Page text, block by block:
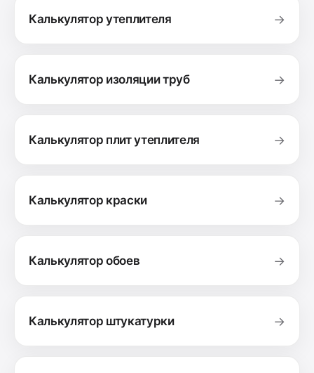
Калькулятор утеплителя →
Калькулятор изоляции труб →
Калькулятор плит утеплителя →
Калькулятор краски →
Калькулятор обоев →
Калькулятор штукатурки →